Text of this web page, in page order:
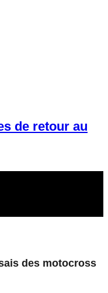
de retour au
des motocross